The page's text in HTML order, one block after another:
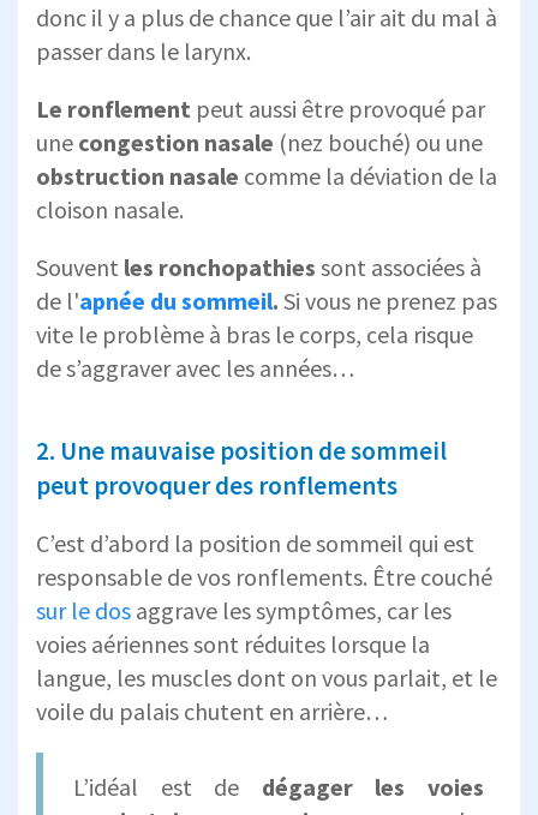
donc il y a plus de chance que l’air ait du mal à
passer dans le larynx.
Le ronflement peut aussi être provoqué par
une congestion nasale (nez bouché) ou une
obstruction nasale comme la déviation de la
cloison nasale.
Souvent les ronchopathies sont associées à
de l'apnée du sommeil. Si vous ne prenez pas
vite le problème à bras le corps, cela risque
de s’aggraver avec les années…
2. Une mauvaise position de sommeil
peut provoquer des ronflements
C’est d’abord la position de sommeil qui est
responsable de vos ronflements. Être couché
sur le dos aggrave les symptômes, car les
voies aériennes sont réduites lorsque la
langue, les muscles dont on vous parlait, et le
voile du palais chutent en arrière…
L’idéal est de dégager les voies